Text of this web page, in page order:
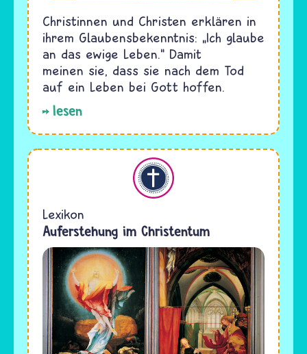
Christinnen und Christen erklären in
ihrem Glaubensbekenntnis: „Ich glaube
an das ewige Leben.“ Damit
meinen sie, dass sie nach dem Tod
auf ein Leben bei Gott hoffen.
lesen
Christentum
Lexikon
Auferstehung im Christentum